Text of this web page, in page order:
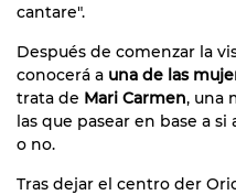
cantare".
Después de comenzar la
conocerá a una de las
trata de Mari Carmen, una
las que pasear en base a
o no.
Tras dejar el centro der